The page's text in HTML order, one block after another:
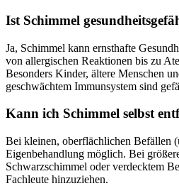
Ist Schimmel
Ja, Schimmel kann ernsthafte
von allergischen Reaktionen bis zu
Besonders Kinder, ältere Menschen
geschwächtem Immunsystem sind
Kann ich Schimmel selbst
Bei kleinen, oberflächlichen Befällen
Eigenbehandlung möglich. Bei
Schwarzschimmel oder verdecktem
Fachleute hinzuziehen.